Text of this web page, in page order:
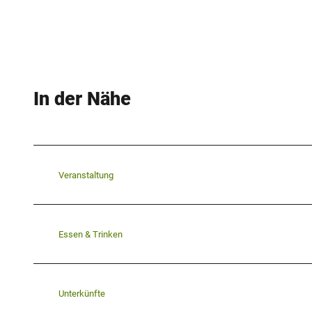
In der Nähe
Veranstaltung
Essen & Trinken
Unterkünfte